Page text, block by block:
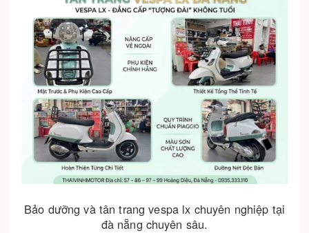
Bảo dưỡng và tân trang vespa lx chuyên nghiệp tại
đà nẵng chuyên sâu.
Cho vào giỏ hàng